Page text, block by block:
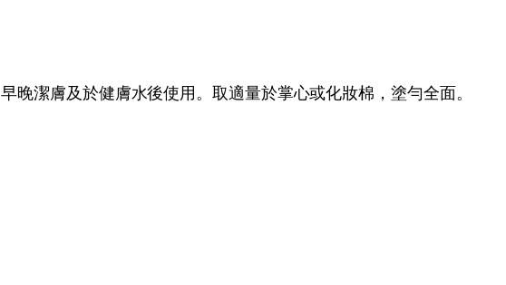
早晚潔膚及於健膚水後使用。取適量於掌心或化妝棉，塗勻全面。